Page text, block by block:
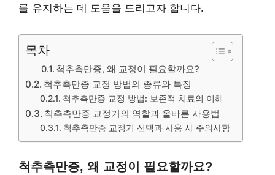
를 유지하는 데 도움을 드리고자 합니다.
목차
척추측만증, 왜 교정이 필요할까요?
척추측만증 교정 방법의 종류와 특징
척추측만증 교정 방법: 보존적 치료의 이해
척추측만증 교정기의 역할과 올바른 사용법
척추측만증 교정기 선택과 사용 시 주의사항
척추측만증, 왜 교정이 필요할까요?